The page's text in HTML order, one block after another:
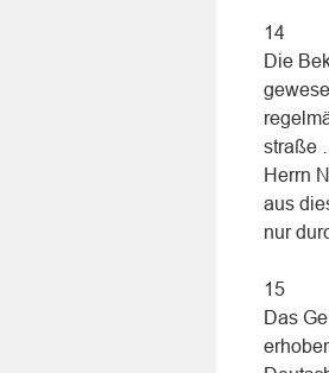
14
Die
straße
Herrn
aus
nur
15
Das